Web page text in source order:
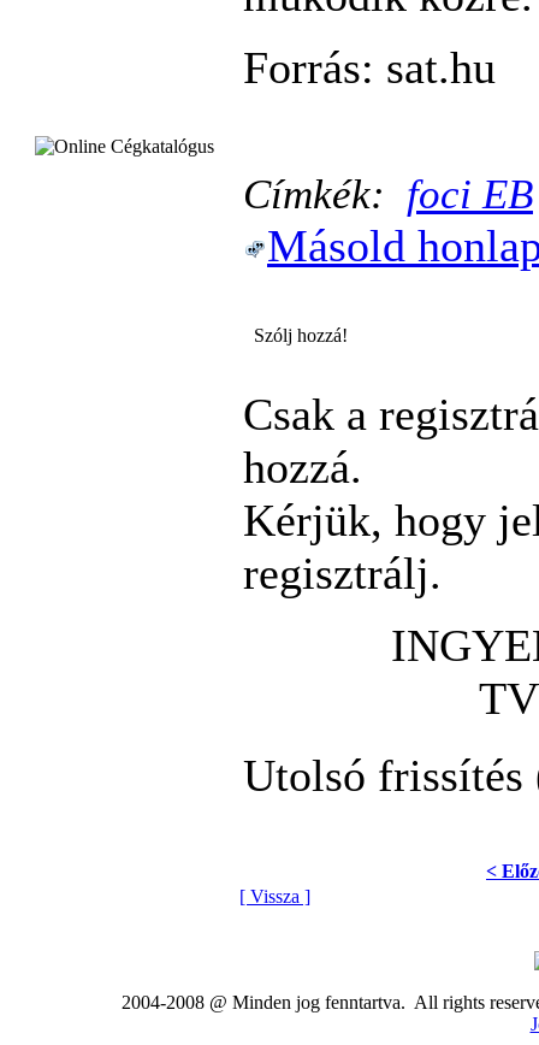
Forrás: sat.hu
Címkék: foci EB
Másold
Szólj hozzá!
Csak a
hozzá.
Kérjük, hogy
regisztrálj.
Utolsó frissítés
<
[ Vissza ]
2004-2008 @ Minden jog fenntartva. All rights